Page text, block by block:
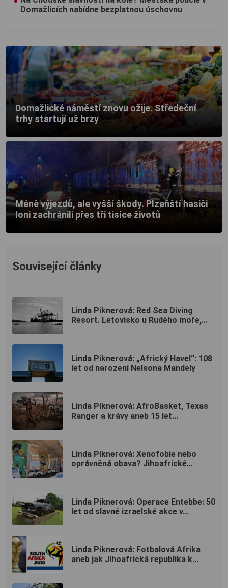
Domažlicích nabídne bezplatnou úschovnu
Domažlické náměstí znovu ožije. Středeční
trhy startují už brzy
Méně výjezdů, ale vyšší škody. Plzeňští hasiči
loni zachránili přes tři tisíce životů
Související články
Linda Piknerová: Red Sea Diving
Resort. Letovisko u Rudého moře,...
Linda Piknerová: „Africký Havel“: 108
let od narození Nelsona Mandely
Linda Piknerová: AfroBasket, Texas
Ranger a krávy aneb 15 let...
Linda Piknerová: Xenofobie nebo
oprávněná obava? Jihoafrické...
Linda Piknerová: Operace Entebbe: 50
let od slavné izraelské akce v...
Linda Piknerová: Fotbalová Afrika
aneb jak Jihoafrická republika k...